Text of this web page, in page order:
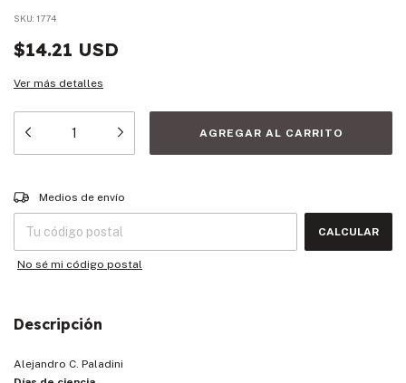
SKU: 1774
$14.21 USD
Ver más detalles
Entregas para el CP:
Medios de envío
CALCULAR
No sé mi código postal
Descripción
Alejandro C. Paladini